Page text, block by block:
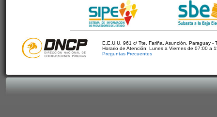
E.E.U.U. 961 c/ Tte. Fariña. Asunción, Paraguay -
Horario de Atención: Lunes a Viernes de 07:00 a
Preguntas Frecuentes